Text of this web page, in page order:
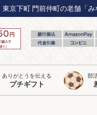
京下町 門前仲町の老舗「み
ありがとうを伝える
プチギフト
部